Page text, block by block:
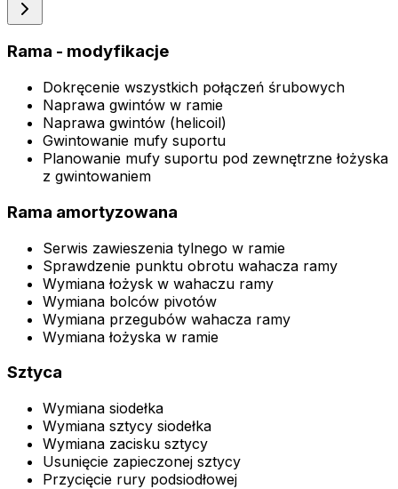
Rama - modyfikacje
Dokręcenie wszystkich połączeń śrubowych
Naprawa gwintów w ramie
Naprawa gwintów (helicoil)
Gwintowanie mufy suportu
Planowanie mufy suportu pod zewnętrzne łożyska
z gwintowaniem
Rama amortyzowana
Serwis zawieszenia tylnego w ramie
Sprawdzenie punktu obrotu wahacza ramy
Wymiana łożysk w wahaczu ramy
Wymiana bolców pivotów
Wymiana przegubów wahacza ramy
Wymiana łożyska w ramie
Sztyca
Wymiana siodełka
Wymiana sztycy siodełka
Wymiana zacisku sztycy
Usunięcie zapieczonej sztycy
Przycięcie rury podsiodłowej